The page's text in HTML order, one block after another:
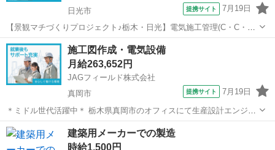
日光市
提携サイト 7月19日
【景観マチづくりプロジェクト♪栃木・日光】電気施工管理(C・C・
BOX) ＜CADスキル不要★マイカー通勤OK＞無電柱化推進計画におけ
る土木施工管理です。日光の社寺もよりにて電線共同溝の整備工事を
実施中！！都市景観向上に...
栃木 日光市 その他
施工図作成・電気設備
月給263,652円
JAGフィールド株式会社
真岡市
提携サイト 7月19日
＊ミドル世代活躍中＊ 栃木県真岡市のオフィスにて生産設計エンジニ
ア募集！ 芳賀地域を中心とした現場の電気設備工事の施工図作成を専
属で担当いただきます。 ＜業務内容＞ 各種図面作成・修正 法規チェ
ック 打ち合わせ参加...
栃木 真岡市 その他
建築用メーカーでの製造
時給1,500円